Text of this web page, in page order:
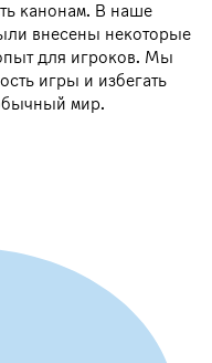
канонам. В наше
внесены некоторые
для игроков. Мы
игры и избегать
мир.